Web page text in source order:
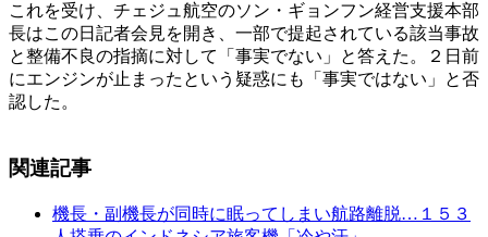
これを受け、チェジュ航空のソン・ギョンフン経営支援本部
長はこの日記者会見を開き、一部で提起されている該当事故
と整備不良の指摘に対して「事実でない」と答えた。２日前
にエンジンが止まったという疑惑にも「事実ではない」と否
認した。
関連記事
機長・副機長が同時に眠ってしまい航路離脱…１５３